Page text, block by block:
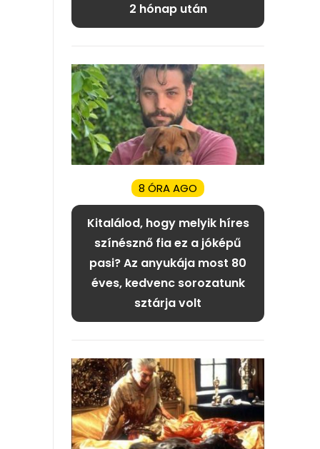
2 hónap után
8 ÓRA AGO
Kitalálod, hogy melyik híres
színésznő fia ez a jóképű
pasi? Az anyukája most 80
éves, kedvenc sorozatunk
sztárja volt